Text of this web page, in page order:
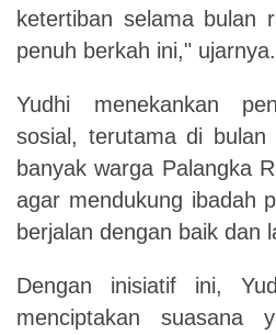
ketertiban selama bulan
penuh berkah ini," ujarnya.
Yudhi menekankan
sosial, terutama di bulan
banyak warga Palangka
agar mendukung ibadah
berjalan dengan baik dan
Dengan inisiatif ini,
menciptakan suasana